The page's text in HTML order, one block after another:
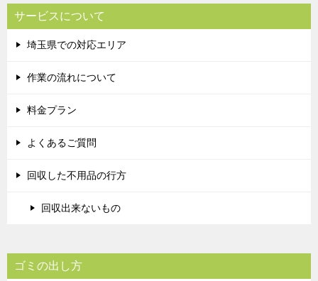
サービスについて
埼玉県での対応エリア
作業の流れについて
料金プラン
よくあるご質問
回収した不用品の行方
回収出来ないもの
ゴミの出し方